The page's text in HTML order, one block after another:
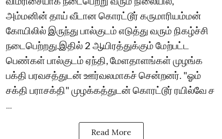
அம்மனின் தாய் வீடான கொரட்டூர் கருமாரியம்மன்
கோயிலில் இருந்து பால்குடம் எடுத்து வரும் நிகழ்ச்சி
நடைபெற்றது.இதில் 2 ஆயிரத்துக்கும் மேற்பட்ட
பெண்கள் பால்குடம் ஏந்தி, மேளதாளங்கள் முழங்க
பக்தி பரவசத்துடன் ஊர்வலமாகச் சென்றனர். "ஓம்
சக்தி பராசக்தி" முழக்கத்துடன் கொரட்டூர் ரயில்வே ச
Read More